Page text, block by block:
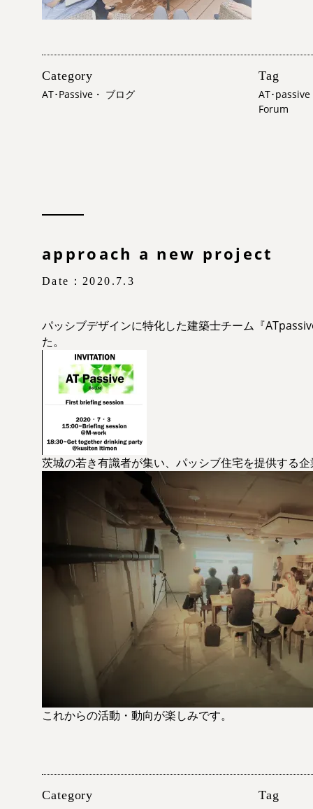
Category
AT･Passive ・ ブログ
Tag
AT･passive
Forum
approach a new project
Date：2020.7.3
パッシブデザインに特化した建築士チーム『
た。
茨城の若き有識者が集い、パッシブ住宅を提供する
これからの活動・動向が楽しみです。
Category Tag